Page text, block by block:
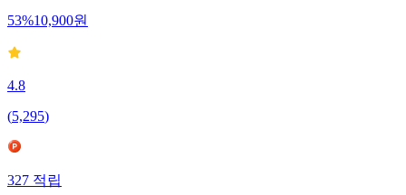
53%10,900원
4.8
(5,295)
327적립